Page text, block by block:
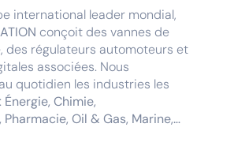
international leader mondial,
conçoit des vannes de
des régulateurs automoteurs et
associées. Nous
quotidien les industries les
Énergie, Chimie,
Oil & Gas, Marine,…